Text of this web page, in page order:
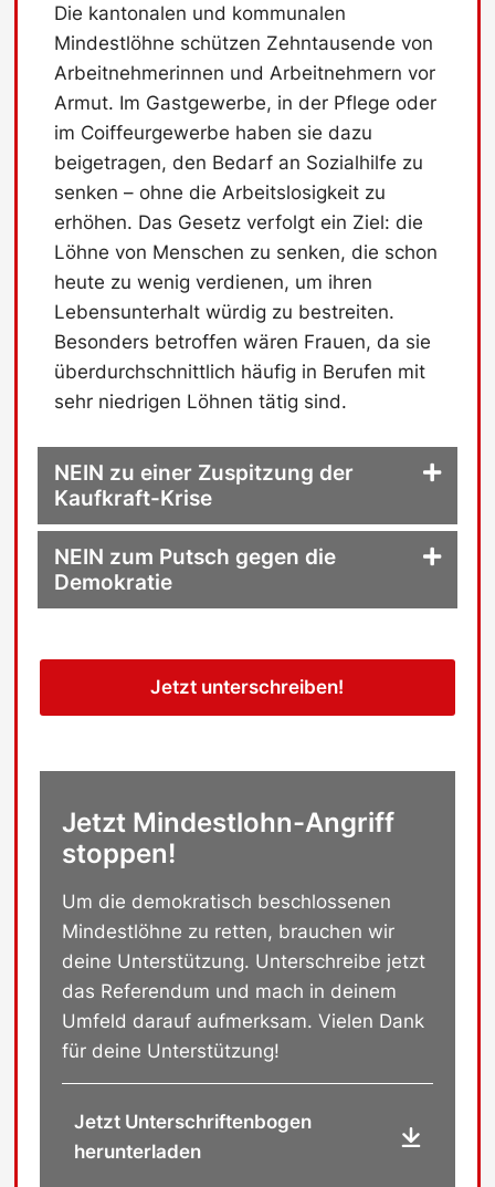
Die kantonalen und kommunalen
Mindestlöhne schützen Zehntausende von
Arbeitnehmerinnen und Arbeitnehmern vor
Armut. Im Gastgewerbe, in der Pflege oder
im Coiffeurgewerbe haben sie dazu
beigetragen, den Bedarf an Sozialhilfe zu
senken – ohne die Arbeitslosigkeit zu
erhöhen. Das Gesetz verfolgt ein Ziel: die
Löhne von Menschen zu senken, die schon
heute zu wenig verdienen, um ihren
Lebensunterhalt würdig zu bestreiten.
Besonders betroffen wären Frauen, da sie
überdurchschnittlich häufig in Berufen mit
sehr niedrigen Löhnen tätig sind.
NEIN zu einer Zuspitzung der
Kaufkraft-Krise
NEIN zum Putsch gegen die
Demokratie
Jetzt unterschreiben!
Jetzt Mindestlohn-Angriff
stoppen!
Um die demokratisch beschlossenen
Mindestlöhne zu retten, brauchen wir
deine Unterstützung. Unterschreibe jetzt
das Referendum und mach in deinem
Umfeld darauf aufmerksam. Vielen Dank
für deine Unterstützung!
Jetzt Unterschriftenbogen
herunterladen